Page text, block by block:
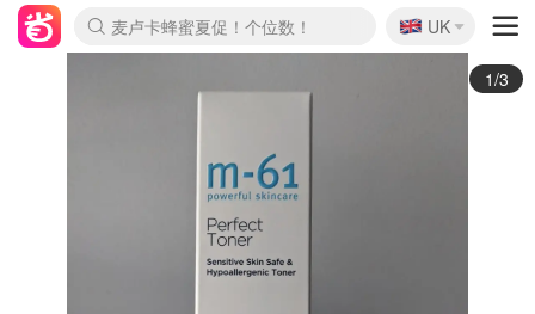
Prada/Miu 4.8折！
🇬🇧
UK
2/3